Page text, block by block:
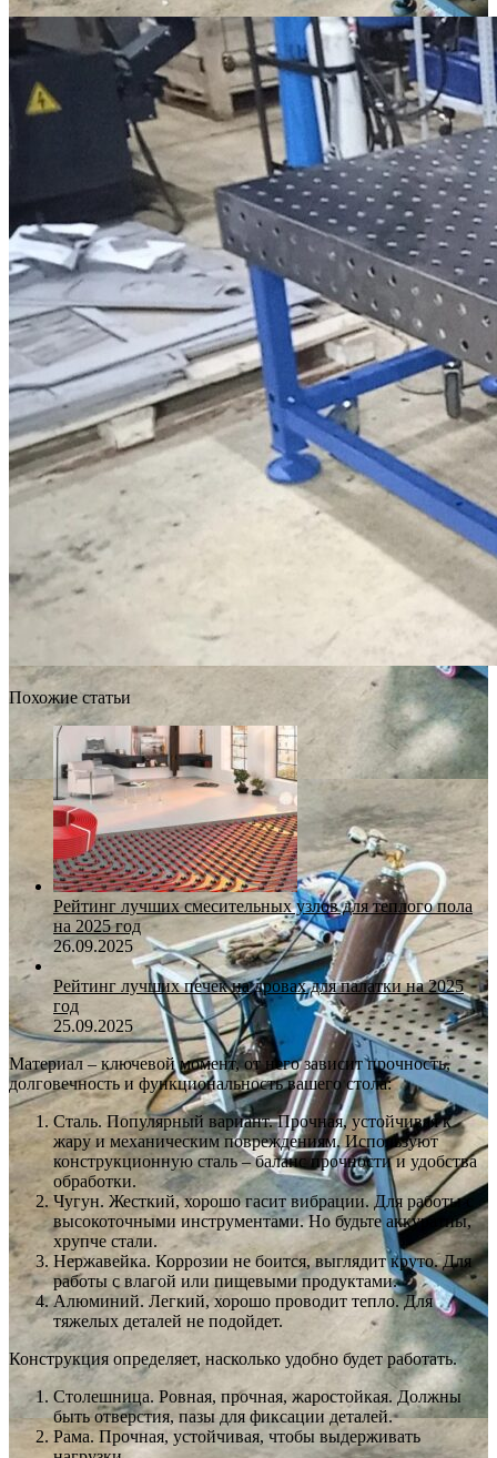
Похожие статьи
Рейтинг лучших смесительных узлов для теплого пола
на 2025 год
26.09.2025
Рейтинг лучших печек на дровах для палатки на 2025
год
25.09.2025
Материал – ключевой момент, от него зависит прочность,
долговечность и функциональность вашего стола:
Сталь. Популярный вариант. Прочная, устойчивая к
жару и механическим повреждениям. Используют
конструкционную сталь – баланс прочности и удобства
обработки.
Чугун. Жесткий, хорошо гасит вибрации. Для работы с
высокоточными инструментами. Но будьте аккуратны,
хрупче стали.
Нержавейка. Коррозии не боится, выглядит круто. Для
работы с влагой или пищевыми продуктами.
Алюминий. Легкий, хорошо проводит тепло. Для
тяжелых деталей не подойдет.
Конструкция определяет, насколько удобно будет работать.
Столешница. Ровная, прочная, жаростойкая. Должны
быть отверстия, пазы для фиксации деталей.
Рама. Прочная, устойчивая, чтобы выдерживать